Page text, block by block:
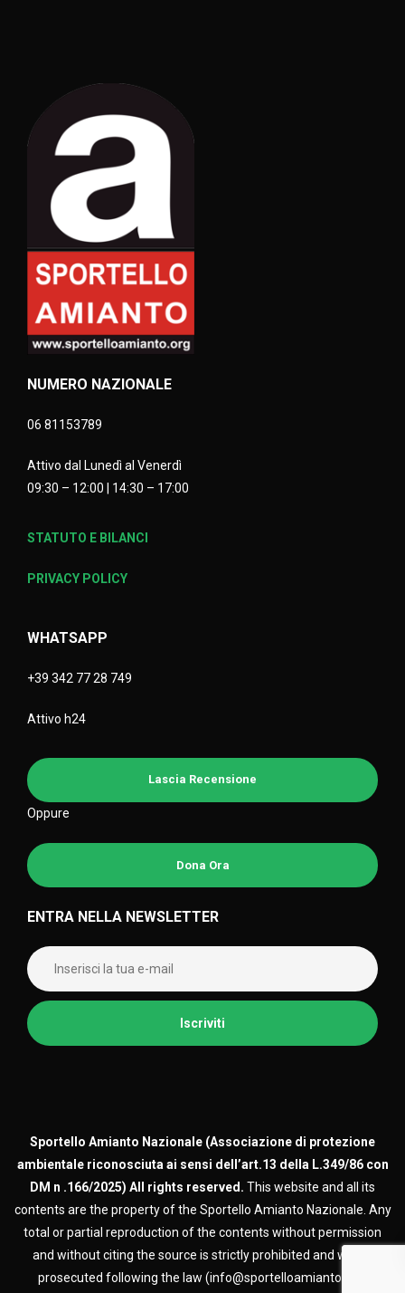
NUMERO NAZIONALE
06 81153789
Attivo dal Lunedì al Venerdì
09:30 – 12:00 | 14:30 – 17:00
STATUTO E BILANCI
PRIVACY POLICY
WHATSAPP
+39 342 77 28 749
Attivo h24
Lascia Recensione
Oppure
Dona Ora
ENTRA NELLA NEWSLETTER
Sportello Amianto Nazionale (Associazione di protezione
ambientale riconosciuta ai sensi dell’art.13 della L.349/86 con
DM n .166/2025) All rights reserved. This website and all its
contents are the property of the Sportello Amianto Nazionale. Any
total or partial reproduction of the contents without permission
and without citing the source is strictly prohibited and will be
prosecuted following the law (info@sportelloamianto.org)